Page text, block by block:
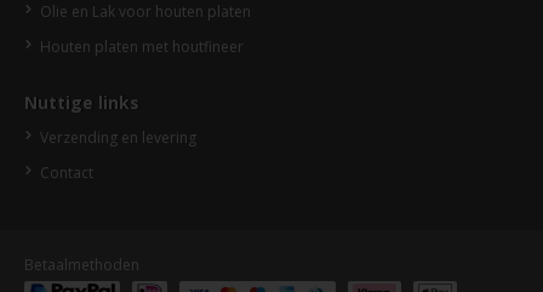
Olie en Lak voor houten platen
Houten platen met houtfineer
Nuttige links
Verzending en levering
Contact
Betaalmethoden